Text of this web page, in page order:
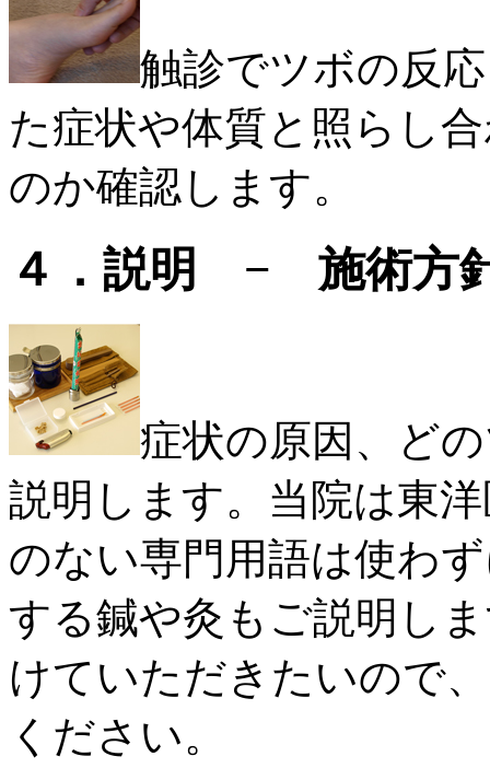
触診でツボの反
た症状や体質と照らし
のか確認します。
４．説明 − 施術方
症状の原因、ど
説明します。当院は東
のない専門用語は使わ
する鍼や灸もご説明し
けていただきたいので
ください。